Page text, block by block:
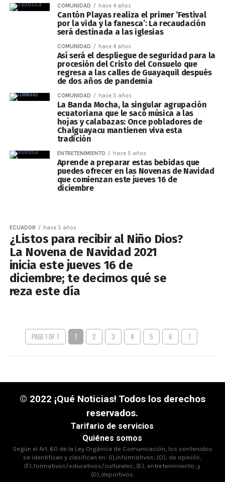
COMUNIDAD hace 4 años
Cantón Playas realiza el primer ‘Festival
por la vida y la fanesca’: La recaudación
será destinada a las iglesias
COMUNIDAD hace 4 años
Así será el despliegue de seguridad para la
procesión del Cristo del Consuelo que
regresa a las calles de Guayaquil después
de dos años de pandemia
COMUNIDAD hace 5 años
La Banda Mocha, la singular agrupación
ecuatoriana que le sacó música a las
hojas y calabazas: Once pobladores de
Chalguayacu mantienen viva esta
tradición
ENTRETENIMIENTO hace 5 años
Aprende a preparar estas bebidas que
puedes ofrecer en las Novenas de Navidad
que comienzan este jueves 16 de
diciembre
ECUADOR hace 5 años
¿Listos para recibir al Niño Dios?
La Novena de Navidad 2021
inicia este jueves 16 de
diciembre; te decimos qué se
reza este día
PAGE 1 OF 7 1 2 3 4 5 6 7
© 2022 ¡Qué Noticias! Todos los derechos
reservados.
Tarifario de servicios
Quiénes somos
Según el Art. 60 de la Ley Orgánica de Comunicación, los contenidos
se identifican y clasifican en: (I),informativos; (O), de opinión;
(F),formativos/educativos/culturales; (E), entretenimiento; y
(D),deportivos.